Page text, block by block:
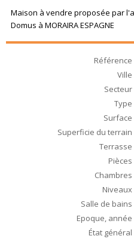
Maison à vendre proposée par
Domus à MORAIRA ESPAGNE
Référence
Ville
Secteur
Type
Surface
Superficie du terrain
Terrasse
Pièces
Chambres
Niveaux
Salle de bains
Epoque, année
État général